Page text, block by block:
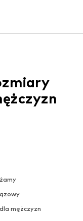
mężczyzn